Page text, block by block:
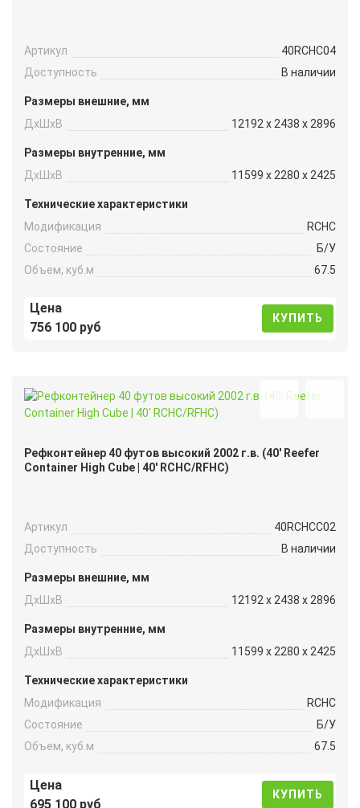
Артикул
40RCHC04
Доступность
В наличии
Размеры внешние, мм
ДxШxВ
12192 x 2438 x 2896
Размеры внутренние, мм
ДxШxВ
11599 x 2280 x 2425
Технические характеристики
Модификация
RCHC
Состояние
Б/У
Объем, куб.м
67.5
Цена
756 100 руб
КУПИТЬ
Рефконтейнер 40 футов высокий 2002 г.в. (40′ Reefer
Container High Cube | 40′ RCHC/RFHC)
Артикул
40RCHCC02
Доступность
В наличии
Размеры внешние, мм
ДxШxВ
12192 x 2438 x 2896
Размеры внутренние, мм
ДxШxВ
11599 x 2280 x 2425
Технические характеристики
Модификация
RCHC
Состояние
Б/У
Объем, куб.м
67.5
Цена
695 100 руб
КУПИТЬ